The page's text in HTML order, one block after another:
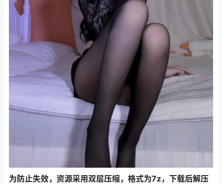
为防止失效，资源采用双层压缩，格式为7z，下载后解压